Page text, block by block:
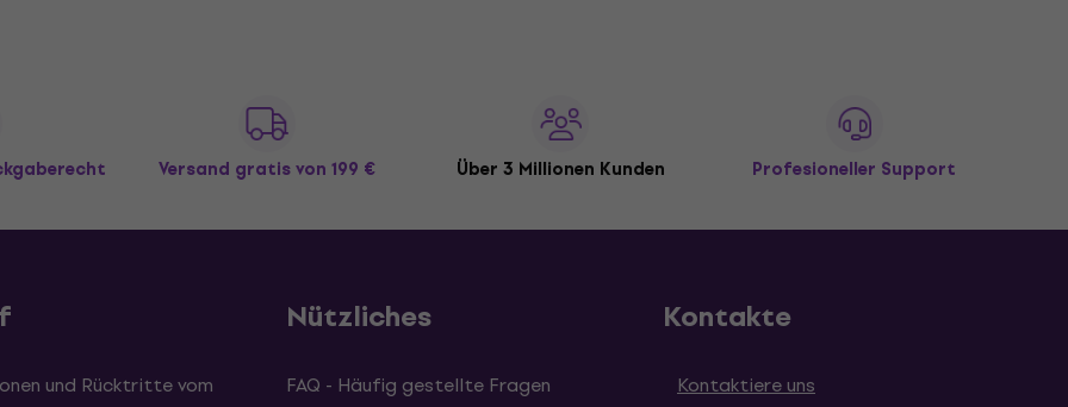
Versand gratisvon 199 € Über 3 Millionen Kunden Profesioneller Support
und Rücktritte vom
Nützliches
FAQ - Häufig gestellte Fragen
Kontakte
Kontaktiere uns